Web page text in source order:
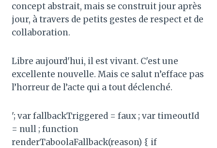
concept abstrait, mais se construit jour après
jour, à travers de petits gestes de respect et de
collaboration.
Libre aujourd'hui, il est vivant. C'est une
excellente nouvelle. Mais ce salut n’efface pas
l’horreur de l’acte qui a tout déclenché.
'; var fallbackTriggered = faux ; var timeoutId
= null ; function
renderTaboolaFallback(reason) { if